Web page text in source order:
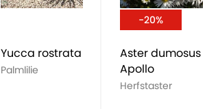
Yucca rostrata
Palmlilie
-20%
Aster dumosus
Apollo
Herfstaster